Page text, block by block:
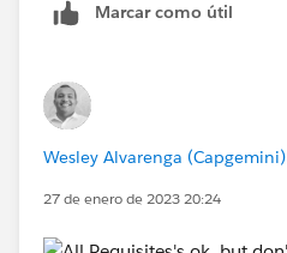
Marcar como útil
Wesley Alvarenga (Capgemini)
27 de enero de 2023 20:24